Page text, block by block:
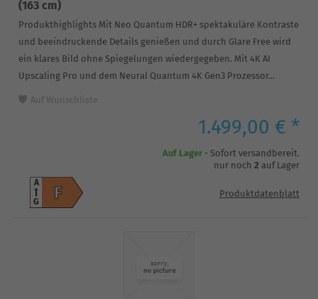
(163 cm)
Produkthighlights Mit Neo Quantum HDR+ spektakuläre Kontraste
und beeindruckende Details genießen und durch Glare Free wird
ein klares Bild ohne Spiegelungen wiedergegeben. Mit 4K AI
Upscaling Pro und dem Neural Quantum 4K Gen3 Prozessor...
Auf Wunschliste
1.499,00 € *
Auf Lager - Sofort versandbereit.
nur noch 2 auf Lager
F
A
G
Produktdatenblatt